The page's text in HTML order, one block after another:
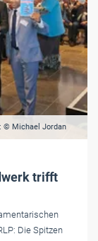
© Michael Jordan
trifft
Die Spitzen